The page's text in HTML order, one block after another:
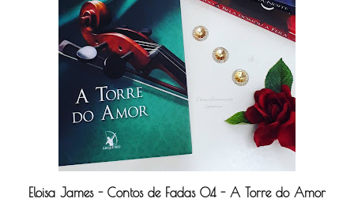
Eloisa James - Contos de Fadas 04 - A Torre do Amor